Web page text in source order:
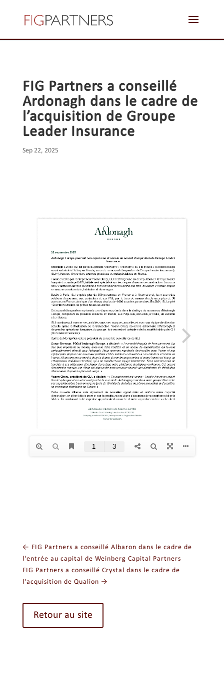
FIG Partners a conseillé
Ardonagh dans le cadre de
l’acquisition de Groupe
Leader Insurance
Sep 22, 2025
← FIG Partners a conseillé Albaron dans le cadre de
l'entrée au capital de Weinberg Capital Partners
FIG Partners a conseillé Crystal dans le cadre de
l'acquisition de Qualion →
Retour au site